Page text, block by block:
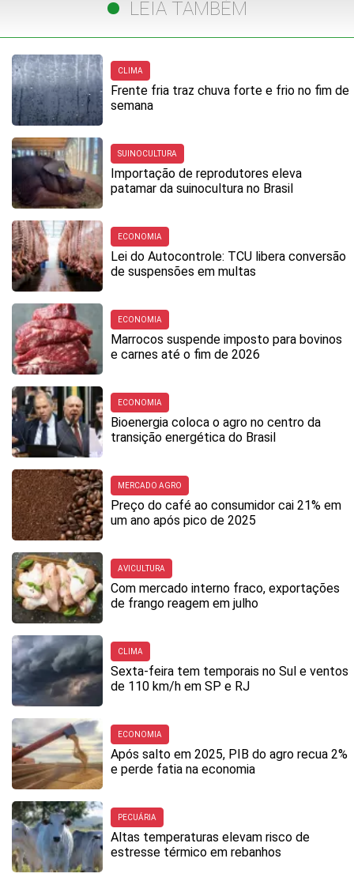
LEIA TAMBÉM
CLIMA
Frente fria traz chuva forte e frio no fim de
semana
SUINOCULTURA
Importação de reprodutores eleva
patamar da suinocultura no Brasil
ECONOMIA
Lei do Autocontrole: TCU libera conversão
de suspensões em multas
ECONOMIA
Marrocos suspende imposto para bovinos
e carnes até o fim de 2026
ECONOMIA
Bioenergia coloca o agro no centro da
transição energética do Brasil
MERCADO AGRO
Preço do café ao consumidor cai 21% em
um ano após pico de 2025
AVICULTURA
Com mercado interno fraco, exportações
de frango reagem em julho
CLIMA
Sexta-feira tem temporais no Sul e ventos
de 110 km/h em SP e RJ
ECONOMIA
Após salto em 2025, PIB do agro recua 2%
e perde fatia na economia
PECUÁRIA
Altas temperaturas elevam risco de
estresse térmico em rebanhos